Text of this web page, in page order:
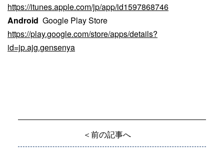
https://itunes.apple.com/jp/app/id1597868746
Android Google Play Store
https://play.google.com/store/apps/details?
id=jp.ajg.gensenya
＜前の記事へ